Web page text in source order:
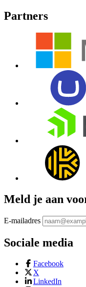
Partners
Meld je aan
E-mailadres
Sociale media
Facebook
X
LinkedIn